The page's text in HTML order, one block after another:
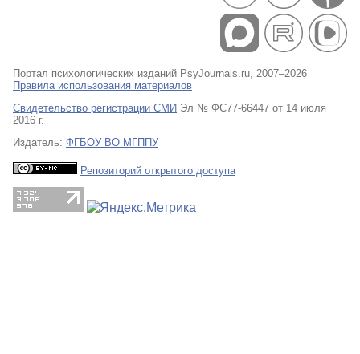
Портал психологических изданий PsyJournals.ru, 2007–2026
Правила использования материалов
Свидетельство регистрации СМИ Эл № ФС77-66447 от 14 июля
2016 г.
Издатель: ФГБОУ ВО МГППУ
Репозиторий открытого доступа